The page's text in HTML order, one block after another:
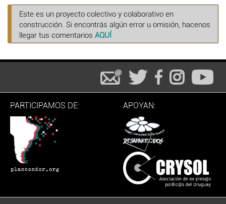
Este es un proyecto colectivo y colaborativo en
construcción. Si encontrás algún error u omisión, hacenos
llegar tus comentarios AQUÍ
PARTICIPAMOS DE: APOYAN: